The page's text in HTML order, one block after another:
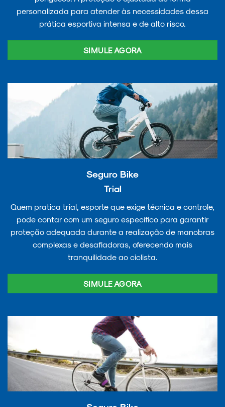
personalizada para atender às necessidades dessa
prática esportiva intensa e de alto risco.
SIMULE AGORA
Seguro Bike
Trial
Quem pratica trial, esporte que exige técnica e controle,
pode contar com um seguro específico para garantir
proteção adequada durante a realização de manobras
complexas e desafiadoras, oferecendo mais
tranquilidade ao ciclista.
SIMULE AGORA